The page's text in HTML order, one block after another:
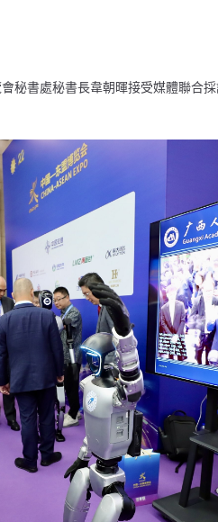
書處秘書長韋朝暉接受媒體聯合